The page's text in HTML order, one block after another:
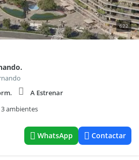
622
A Estrenar
3 ambientes
WhatsApp Contactar